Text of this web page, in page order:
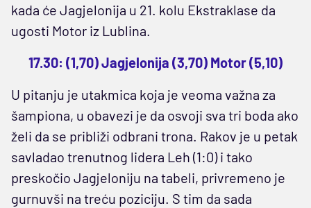
kada će Jagjelonija u 21. kolu Ekstraklase da
ugosti Motor iz Lublina.
17.30: (1,70) Jagjelonija (3,70) Motor (5,10)
U pitanju je utakmica koja je veoma važna za
šampiona, u obavezi je da osvoji sva tri boda ako
želi da se približi odbrani trona. Rakov je u petak
savladao trenutnog lidera Leh (1:0) i tako
preskočio Jagjeloniju na tabeli, privremeno je
gurnuvši na treću poziciju. S tim da sada